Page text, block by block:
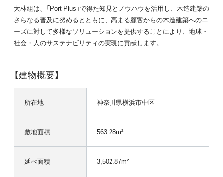
大林組は、「Port Plus」で得た知見とノウハウを活用し、木造建築の
さらなる普及に努めるとともに、高まる顧客からの木造建築へのニ
ーズに対して多様なソリューションを提供することにより、地球・
社会・人のサステナビリティの実現に貢献します。
【建物概要】
所在地 神奈川県横浜市中区
敷地面積 563.28m²
延べ面積 3,502.87m²